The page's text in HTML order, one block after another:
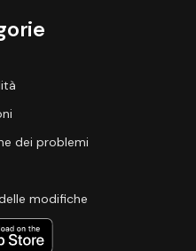
dei problemi
modifiche